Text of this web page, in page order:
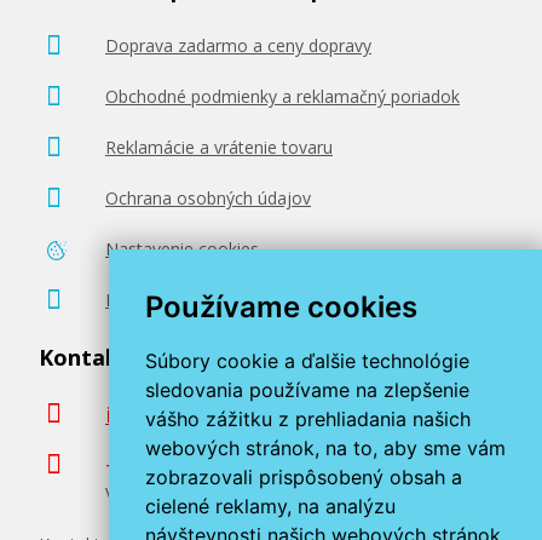
Používame cookies
Súbory cookie a ďalšie technológie
sledovania používame na zlepšenie
vášho zážitku z prehliadania našich
webových stránok, na to, aby sme vám
zobrazovali prispôsobený obsah a
cielené reklamy, na analýzu
návštevnosti našich webových stránok
Doprava zadarmo a ceny dopravy
Obchodné podmienky a reklamačný poriadok
Reklamácie a vrátenie tovaru
Ochrana osobných údajov
Nastavenie cookies
Poradenstvo zadarmo
Kontaktujte nás
info@miroluk.sk
+420 377 222 313
Volajte v pracovné dni od 8. do 17. hod.